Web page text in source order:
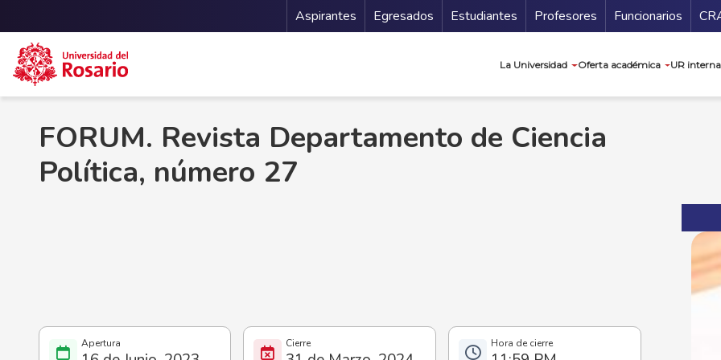
Menu Secundario
Aspirantes Egresados Estudiantes Profesores Funcionarios
La Universidad Oferta académica UR
FORUM. Revista Departamento de Ciencia
Política, número 27